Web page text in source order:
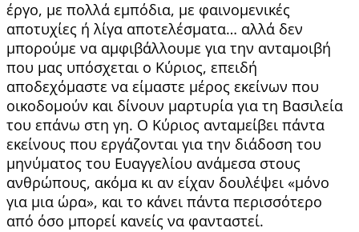
έργο, με πολλά εμπόδια, με φαινομενικές
αποτυχίες ή λίγα αποτελέσματα… αλλά δεν
μπορούμε να αμφιβάλλουμε για την ανταμοιβή
που μας υπόσχεται ο Κύριος, επειδή
αποδεχόμαστε να είμαστε μέρος εκείνων που
οικοδομούν και δίνουν μαρτυρία για τη Βασιλεία
του επάνω στη γη. Ο Κύριος ανταμείβει πάντα
εκείνους που εργάζονται για την διάδοση του
μηνύματος του Ευαγγελίου ανάμεσα στους
ανθρώπους, ακόμα κι αν είχαν δουλέψει «μόνο
για μια ώρα», και το κάνει πάντα περισσότερο
από όσο μπορεί κανείς να φανταστεί.